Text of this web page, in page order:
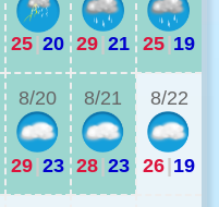
25 20 29 21 25 19
8/20
29 23
8/21
28 23
8/22
26 19